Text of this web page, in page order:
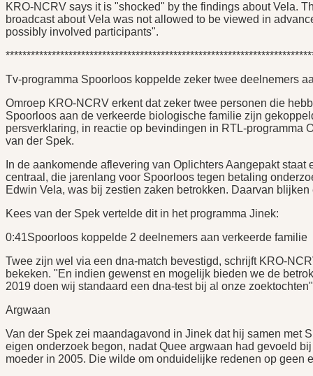
KRO-NCRV says it is "shocked" by the findings about Vela.
broadcast about Vela was not allowed to be viewed in
possibly involved participants".
Tv-programma Spoorloos koppelde zeker twee deelnemers
Omroep KRO-NCRV erkent dat zeker twee personen die
Spoorloos aan de verkeerde biologische familie zijn
persverklaring, in reactie op bevindingen in RTL-programma
van der Spek.
In de aankomende aflevering van Oplichters Aangepakt
centraal, die jarenlang voor Spoorloos tegen betaling
Edwin Vela, was bij zestien zaken betrokken. Daarvan
Kees van der Spek vertelde dit in het programma Jinek:
0:41Spoorloos koppelde 2 deelnemers aan verkeerde familie
Twee zijn wel via een dna-match bevestigd, schrijft KRO-
bekeken. "En indien gewenst en mogelijk bieden we de
2019 doen wij standaard een dna-test bij al onze
Argwaan
Van der Spek zei maandagavond in Jinek dat hij samen met
eigen onderzoek begon, nadat Quee argwaan had gevoeld
moeder in 2005. Die wilde om onduidelijke redenen op geen